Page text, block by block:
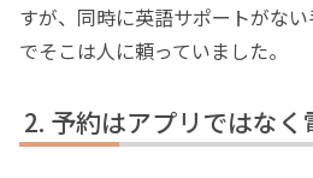
すが、同時に英語サポートがな
でそこは人に頼っていました。
予約はアプリではなく